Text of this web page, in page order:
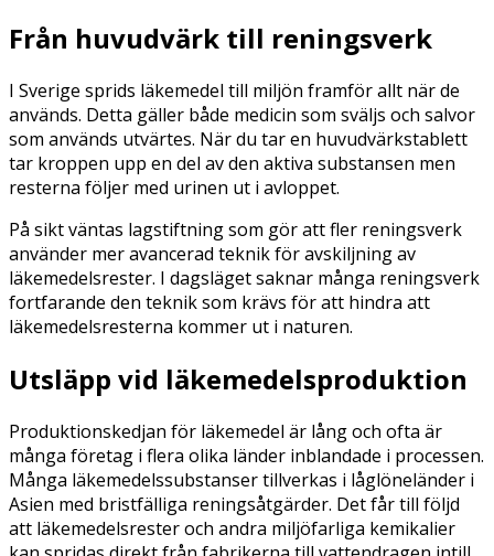
Från huvudvärk till reningsverk
I Sverige sprids läkemedel till miljön framför allt när de
används. Detta gäller både medicin som sväljs och salvor
som används utvärtes. När du tar en huvudvärkstablett
tar kroppen upp en del av den aktiva substansen men
resterna följer med urinen ut i avloppet.
På sikt väntas lagstiftning som gör att fler reningsverk
använder mer avancerad teknik för avskiljning av
läkemedelsrester. I dagsläget saknar många reningsverk
fortfarande den teknik som krävs för att hindra att
läkemedelsresterna kommer ut i naturen.
Utsläpp vid läkemedelsproduktion
Produktionskedjan för läkemedel är lång och ofta är
många företag i flera olika länder inblandade i processen.
Många läkemedelssubstanser tillverkas i låglöneländer i
Asien med bristfälliga reningsåtgärder. Det får till följd
att läkemedelsrester och andra miljöfarliga kemikalier